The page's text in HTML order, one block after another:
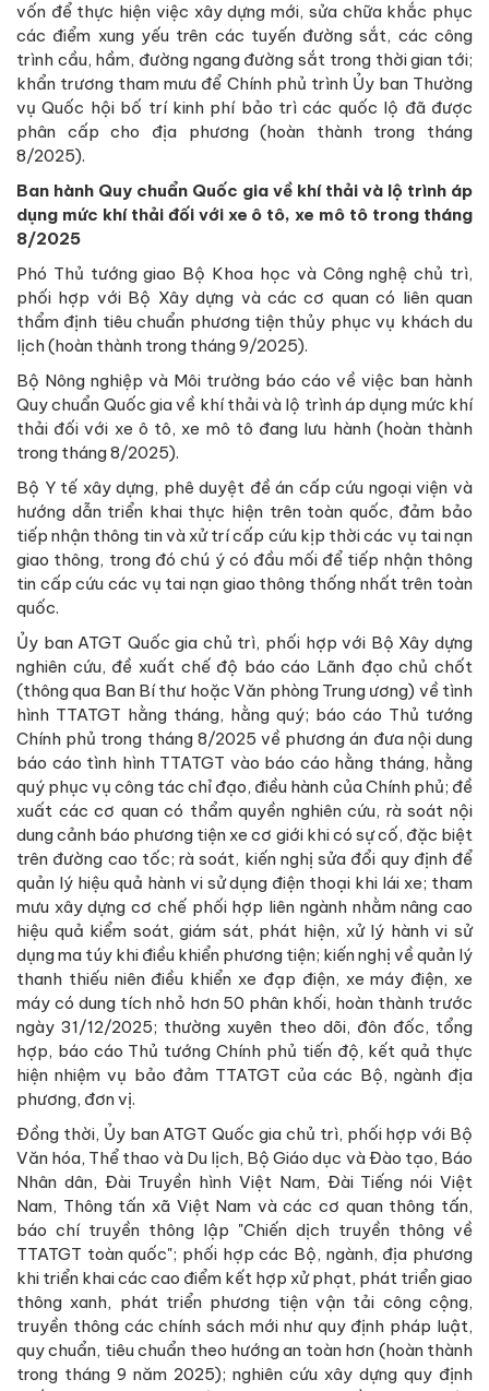
vốn để thực hiện việc xây dựng mới, sửa chữa khắc phục
các điểm xung yếu trên các tuyến đường sắt, các công
trình cầu, hầm, đường ngang đường sắt trong thời gian tới;
khẩn trương tham mưu để Chính phủ trình Ủy ban Thường
vụ Quốc hội bố trí kinh phí bảo trì các quốc lộ đã được
phân cấp cho địa phương (hoàn thành trong tháng
8/2025).
Ban hành Quy chuẩn Quốc gia về khí thải và lộ trình áp
dụng mức khí thải đối với xe ô tô, xe mô tô trong tháng
8/2025
Phó Thủ tướng giao Bộ Khoa học và Công nghệ chủ trì,
phối hợp với Bộ Xây dựng và các cơ quan có liên quan
thẩm định tiêu chuẩn phương tiện thủy phục vụ khách du
lịch (hoàn thành trong tháng 9/2025).
Bộ Nông nghiệp và Môi trường báo cáo về việc ban hành
Quy chuẩn Quốc gia về khí thải và lộ trình áp dụng mức khí
thải đối với xe ô tô, xe mô tô đang lưu hành (hoàn thành
trong tháng 8/2025).
Bộ Y tế xây dựng, phê duyệt đề án cấp cứu ngoại viện và
hướng dẫn triển khai thực hiện trên toàn quốc, đảm bảo
tiếp nhận thông tin và xử trí cấp cứu kịp thời các vụ tai nạn
giao thông, trong đó chú ý có đầu mối để tiếp nhận thông
tin cấp cứu các vụ tai nạn giao thông thống nhất trên toàn
quốc.
Ủy ban ATGT Quốc gia chủ trì, phối hợp với Bộ Xây dựng
nghiên cứu, đề xuất chế độ báo cáo Lãnh đạo chủ chốt
(thông qua Ban Bí thư hoặc Văn phòng Trung ương) về tình
hình TTATGT hằng tháng, hằng quý; báo cáo Thủ tướng
Chính phủ trong tháng 8/2025 về phương án đưa nội dung
báo cáo tình hình TTATGT vào báo cáo hằng tháng, hằng
quý phục vụ công tác chỉ đạo, điều hành của Chính phủ; đề
xuất các cơ quan có thẩm quyền nghiên cứu, rà soát nội
dung cảnh báo phương tiện xe cơ giới khi có sự cố, đặc biệt
trên đường cao tốc; rà soát, kiến nghị sửa đổi quy định để
quản lý hiệu quả hành vi sử dụng điện thoại khi lái xe; tham
mưu xây dựng cơ chế phối hợp liên ngành nhằm nâng cao
hiệu quả kiểm soát, giám sát, phát hiện, xử lý hành vi sử
dụng ma túy khi điều khiển phương tiện; kiến nghị về quản lý
thanh thiếu niên điều khiển xe đạp điện, xe máy điện, xe
máy có dung tích nhỏ hơn 50 phân khối, hoàn thành trước
ngày 31/12/2025; thường xuyên theo dõi, đôn đốc, tổng
hợp, báo cáo Thủ tướng Chính phủ tiến độ, kết quả thực
hiện nhiệm vụ bảo đảm TTATGT của các Bộ, ngành địa
phương, đơn vị.
Đồng thời, Ủy ban ATGT Quốc gia chủ trì, phối hợp với Bộ
Văn hóa, Thể thao và Du lịch, Bộ Giáo dục và Đào tạo, Báo
Nhân dân, Đài Truyền hình Việt Nam, Đài Tiếng nói Việt
Nam, Thông tấn xã Việt Nam và các cơ quan thông tấn,
báo chí truyền thông lập "Chiến dịch truyền thông về
TTATGT toàn quốc"; phối hợp các Bộ, ngành, địa phương
khi triển khai các cao điểm kết hợp xử phạt, phát triển giao
thông xanh, phát triển phương tiện vận tải công cộng,
truyền thông các chính sách mới như quy định pháp luật,
quy chuẩn, tiêu chuẩn theo hướng an toàn hơn (hoàn thành
trong tháng 9 năm 2025); nghiên cứu xây dựng quy định